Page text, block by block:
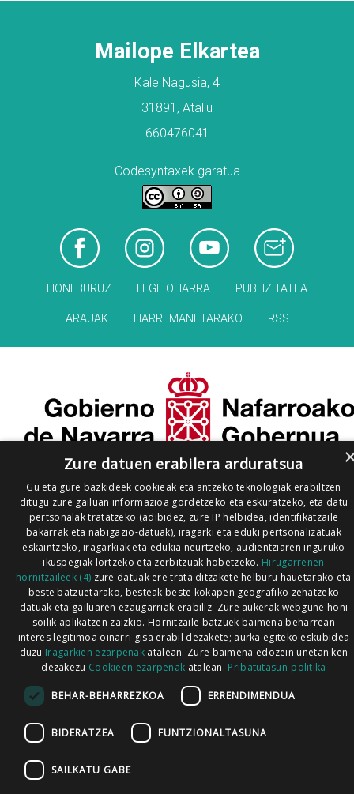
Mailope Elkartea
Kale Nagusia, 4
31891, Atallu
660476041
Codesyntaxek garatua
HONI BURUZ LEGE OHARRA PUBLIZITATEA
ARAUAK HARREMANETARAKO RSS
Zure datuen erabilera arduratsua
Gu eta gure bazkideek cookieak eta antzeko teknologiak erabiltzen
ditugu zure gailuan informazioa gordetzeko eta eskuratzeko, eta datu
pertsonalak tratatzeko (adibidez, zure IP helbidea, identifikatzaile
bakarrak eta nabigazio-datuak), iragarki eta eduki pertsonalizatuak
eskaintzeko, iragarkiak eta edukia neurtzeko, audientziaren inguruko
ikuspegiak lortzeko eta zerbitzuak hobetzeko. Hirugarrenen
hornitzaileek (4) zure datuak ere trata ditzakete helburu hauetarako eta
beste batzuetarako, besteak beste kokapen geografiko zehatzeko
datuak eta gailuaren ezaugarriak erabiliz. Zure aukerak webgune honi
soilik aplikatzen zaizkio. Hornitzaile batzuek baimena beharrean
interes legitimoa oinarri gisa erabil dezakete; aurka egiteko eskubidea
duzu Iragarkien ezarpenak atalean. Zure baimena edozein unetan ken
dezakezu Cookieen ezarpenak atalean. Pribatutasun-politika
BEHAR-BEHARREZKOA ERRENDIMENDUA
BIDERATZEA FUNTZIONALTASUNA
SAILKATU GABE